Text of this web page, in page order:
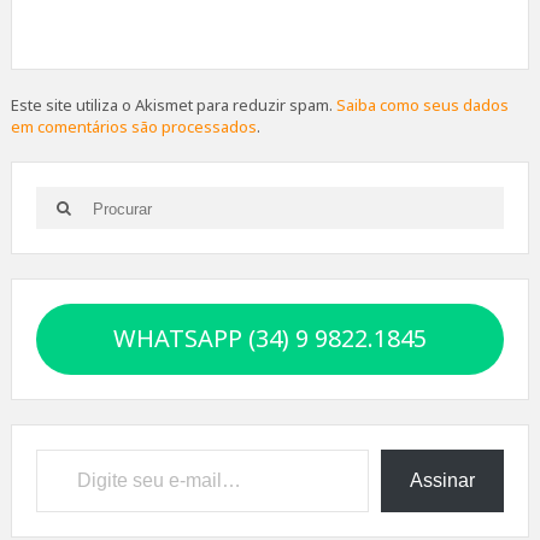
Este site utiliza o Akismet para reduzir spam. Saiba como seus dados
em comentários são processados.
Search
for:
Search
WHATSAPP (34) 9 9822.1845
Digite seu e-mail…
Assinar